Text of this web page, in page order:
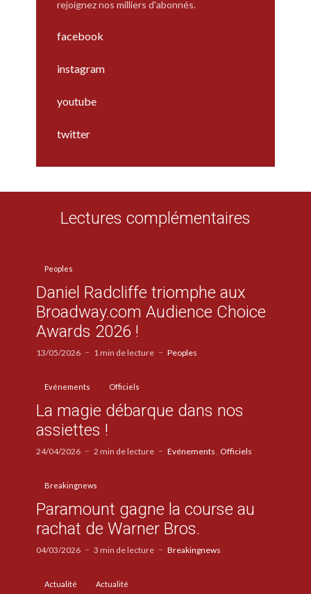
rejoignez nos milliers d'abonnés.
facebook
instagram
youtube
twitter
Lectures complémentaires
Peoples
Daniel Radcliffe triomphe aux
Broadway.com Audience Choice
Awards 2026 !
13/05/2026 1 min de lecture Peoples
Evénements Officiels
La magie débarque dans nos
assiettes !
24/04/2026 2 min de lecture Evénements Officiels
Breakingnews
Paramount gagne la course au
rachat de Warner Bros.
04/03/2026 3 min de lecture Breakingnews
Actualité Actualité